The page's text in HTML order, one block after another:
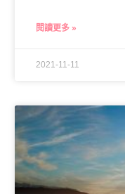
閱讀更多 »
2021-11-11